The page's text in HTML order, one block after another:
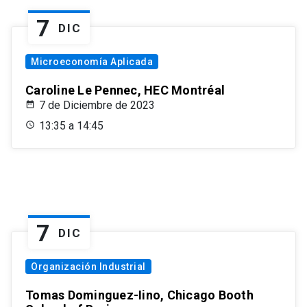
7 DIC
Microeconomía Aplicada
Caroline Le Pennec, HEC Montréal
7 de Diciembre de 2023
13:35 a 14:45
7 DIC
Organización Industrial
Tomas Dominguez-Iino, Chicago Booth